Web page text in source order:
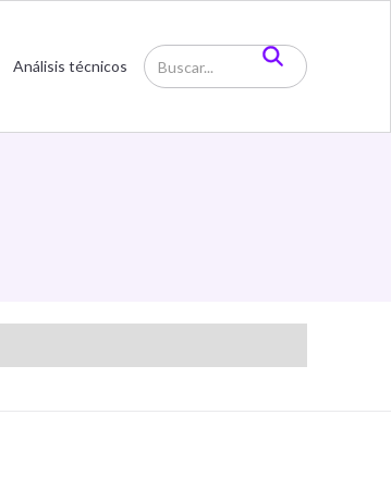
Análisis técnicos